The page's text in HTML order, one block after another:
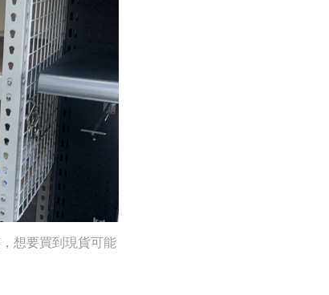
想要買到現貨可能